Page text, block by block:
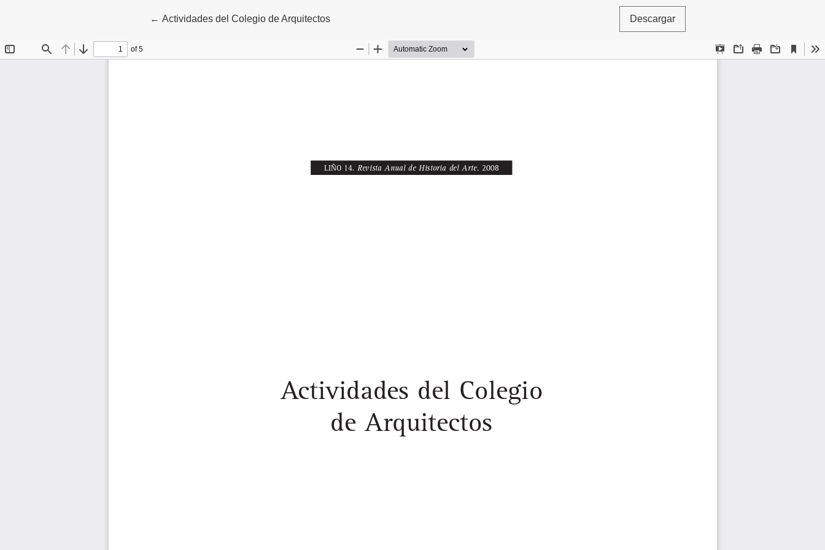
← Volver a los detalles del artículo
Actividades del Colegio de Arquitectos Descargar